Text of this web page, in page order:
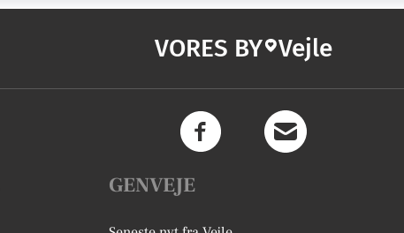
VORES BY Vejle
GENVEJE